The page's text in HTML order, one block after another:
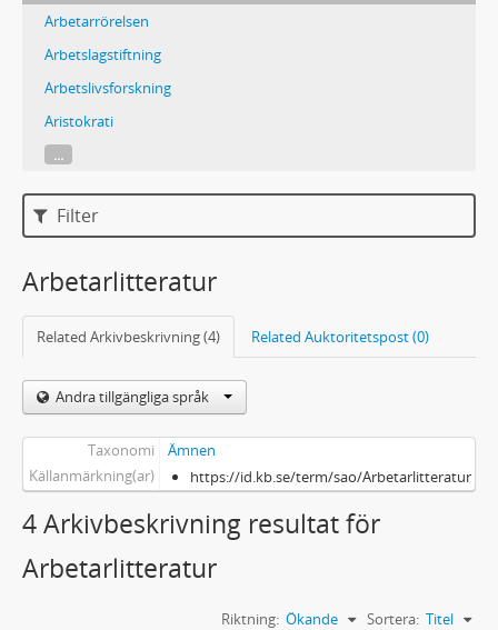
Arbetarrörelsen
Arbetslagstiftning
Arbetslivsforskning
Aristokrati
...
Filter
Arbetarlitteratur
Related Arkivbeskrivning (4) Related Auktoritetspost (0)
Andra tillgängliga språk
Taxonomi
Ämnen
Källanmärkning(ar)
https://id.kb.se/term/sao/Arbetarlitteratur
4 Arkivbeskrivning resultat för
Arbetarlitteratur
Sortera: Titel
Riktning: Ökande